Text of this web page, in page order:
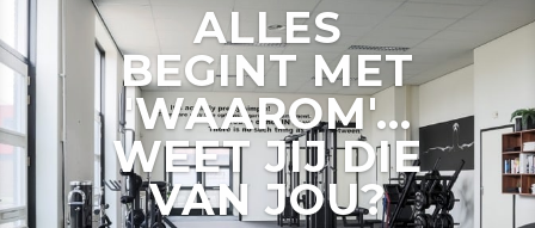
ALLES
BEGINT MET
'WAAROM'...
WEET JIJ DIE
VAN JOU?